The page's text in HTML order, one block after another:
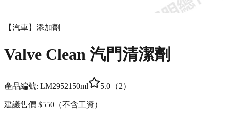
【汽車】添加劑
Valve Clean 汽門清潔劑
產品編號: LM2952150ml 5.0 （2）
建議售價 $550 （不含工資）